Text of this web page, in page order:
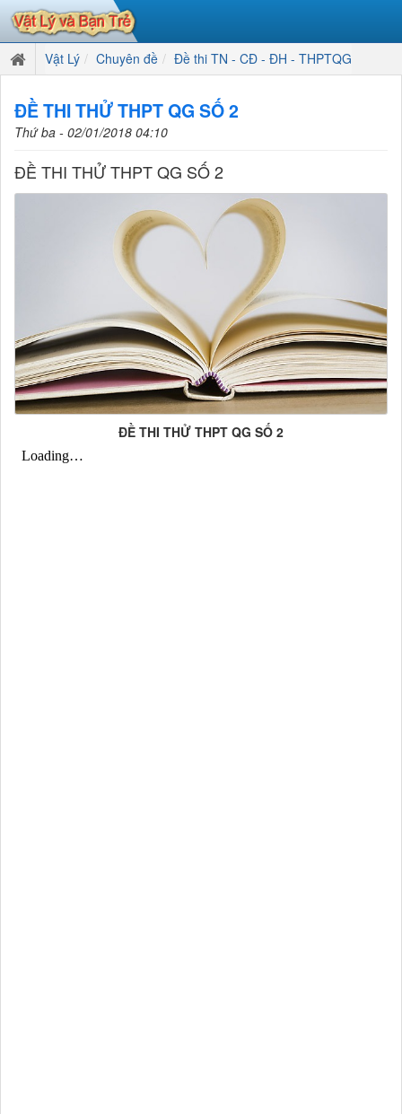
Vật Lý Chuyên đề Đề thi TN - CĐ - ĐH - THPTQG
ĐỀ THI THỬ THPT QG SỐ 2
Thứ ba - 02/01/2018 04:10
ĐỀ THI THỬ THPT QG SỐ 2
ĐỀ THI THỬ THPT QG SỐ 2